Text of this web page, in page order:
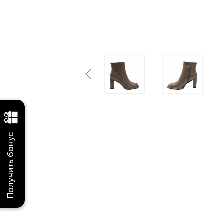
Previous
Получить бонус